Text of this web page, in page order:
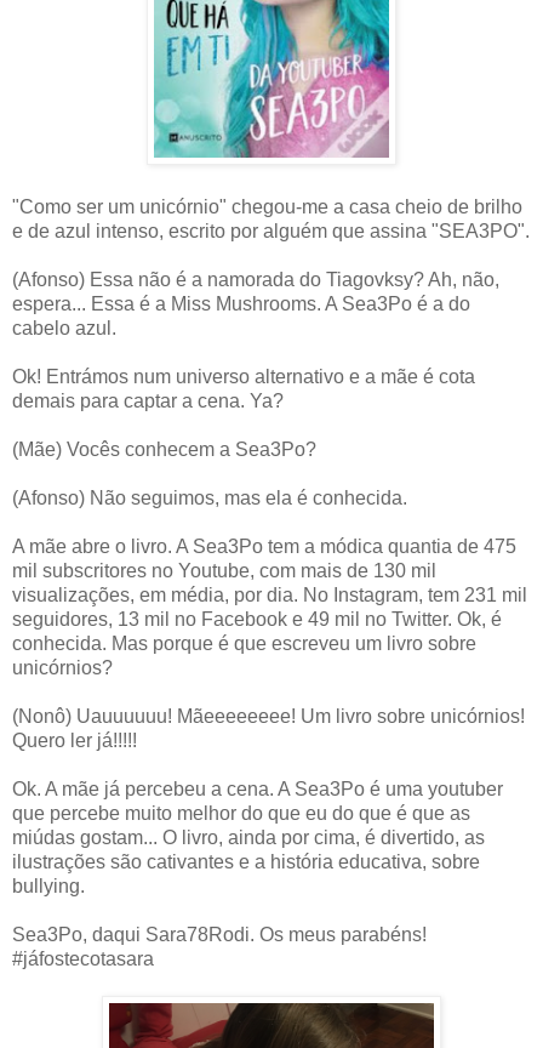
"Como ser um unicórnio" chegou-me a casa cheio de brilho
e de azul intenso, escrito por alguém que assina "SEA3PO".
(Afonso) Essa não é a namorada do Tiagovksy? Ah, não,
espera... Essa é a Miss Mushrooms. A Sea3Po é a do
cabelo azul.
Ok! Entrámos num universo alternativo e a mãe é cota
demais para captar a cena. Ya?
(Mãe) Vocês conhecem a Sea3Po?
(Afonso) Não seguimos, mas ela é conhecida.
A mãe abre o livro. A Sea3Po tem a módica quantia de 475
mil subscritores no Youtube, com mais de 130 mil
visualizações, em média, por dia. No Instagram, tem 231 mil
seguidores, 13 mil no Facebook e 49 mil no Twitter. Ok, é
conhecida. Mas porque é que escreveu um livro sobre
unicórnios?
(Nonô) Uauuuuuu! Mãeeeeeeee! Um livro sobre unicórnios!
Quero ler já!!!!!
Ok. A mãe já percebeu a cena. A Sea3Po é uma youtuber
que percebe muito melhor do que eu do que é que as
miúdas gostam... O livro, ainda por cima, é divertido, as
ilustrações são cativantes e a história educativa, sobre
bullying.
Sea3Po, daqui Sara78Rodi. Os meus parabéns!
#jáfostecotasara